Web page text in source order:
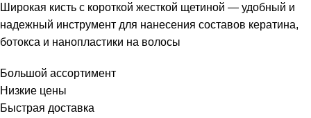
Широкая кисть с короткой жесткой щетиной — удобный и
надежный инструмент для нанесения составов кератина,
ботокса и нанопластики на волосы
Большой ассортимент
Низкие цены
Быстрая доставка